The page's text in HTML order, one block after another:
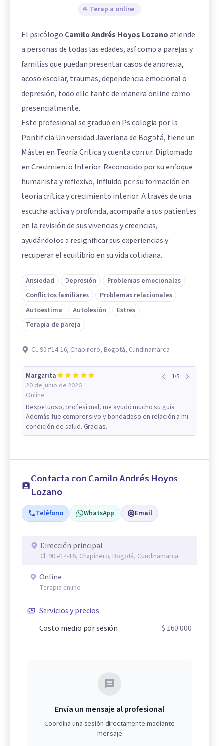
Terapia online
El psicólogo Camilo Andrés Hoyos Lozanoatiende
a personas de todas las edades, así como a parejas y
familias que puedan presentar casos de anorexia,
acoso escolar, traumas, dependencia emocional o
depresión, todo ello tanto de manera online como
presencialmente.
Este profesional se graduó en Psicología por la
Pontificia Universidad Javeriana de Bogotá, tiene un
Máster en Teoría Crítica y cuenta con un Diplomado
en Crecimiento Interior. Reconocido por su enfoque
humanista y reflexivo, influido por su formación en
teoría crítica y crecimiento interior. A través de una
escucha activa y profunda, acompaña a sus pacientes
en la revisión de sus vivencias y creencias,
ayudándolos a resignificar sus experiencias y
recuperar el equilibrio en su vida cotidiana.
Ansiedad Depresión
Problemas emocionales
Conflictos familiares
Problemas relacionales
Autoestima
Autolesión
Estrés
Terapia de pareja
Cl. 90 #14-16, Chapinero, Bogotá, Cundinamarca
Margarita
20 de junio de 2026
Online
1/5
Respetuoso, profesional, me ayudó mucho su guía.
Además fue comprensivo y bondadoso en relación a mi
condición de salud. Gracias.
Contacta con Camilo Andrés Hoyos
Lozano
Teléfono WhatsApp Email
Dirección principal
Cl. 90 #14-16, Chapinero, Bogotá, Cundinamarca
Online
Terapia online
Servicios y precios
Costo medio por sesión
$ 160.000
Envía un mensaje al profesional
Coordina una sesión directamente mediante
mensaje